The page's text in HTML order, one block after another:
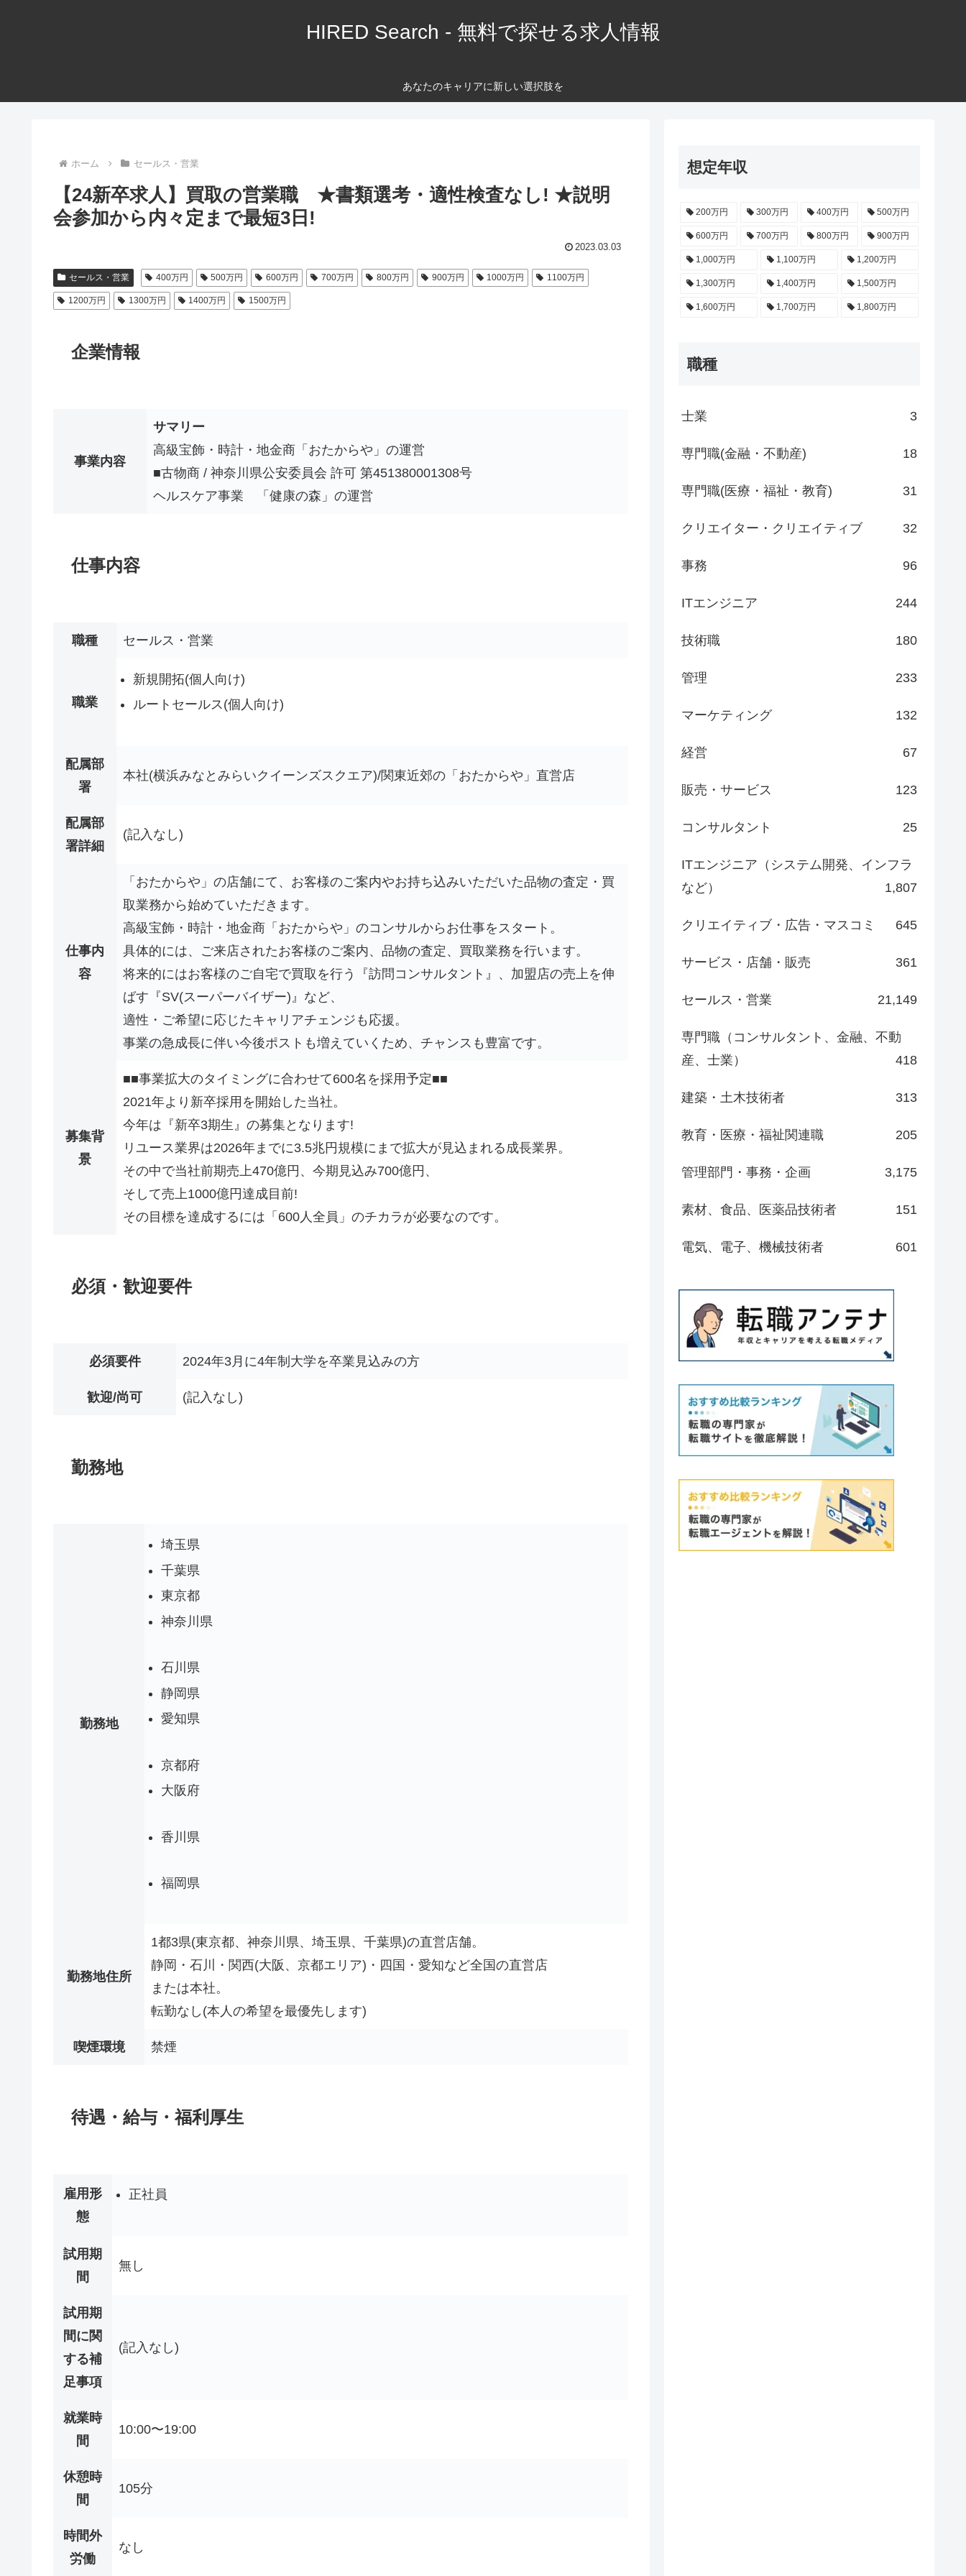
HIRED Search - 無料で探せる求人情報
あなたのキャリアに新しい選択肢を
ホーム セールス・営業
【24新卒求人】買取の営業職 ★書類選考・適性検査なし! ★説明
会参加から内々定まで最短3日!
2023.03.03
セールス・営業 400万円 500万円 600万円 700万円 800万円 900万円 1000万円 1100万円
1200万円 1300万円 1400万円 1500万円
企業情報
事業内容
サマリー
高級宝飾・時計・地金商「おたからや」の運営
■古物商 / 神奈川県公安委員会 許可 第451380001308号
ヘルスケア事業 「健康の森」の運営
仕事内容
職種 セールス・営業
職業
新規開拓(個人向け)
ルートセールス(個人向け)
配属部
署
本社(横浜みなとみらいクイーンズスクエア)/関東近郊の「おたからや」直営店
配属部
署詳細
(記入なし)
仕事内
容
「おたからや」の店舗にて、お客様のご案内やお持ち込みいただいた品物の査定・買
取業務から始めていただきます。
高級宝飾・時計・地金商「おたからや」のコンサルからお仕事をスタート。
具体的には、ご来店されたお客様のご案内、品物の査定、買取業務を行います。
将来的にはお客様のご自宅で買取を行う『訪問コンサルタント』、加盟店の売上を伸
ばす『SV(スーパーバイザー)』など、
適性・ご希望に応じたキャリアチェンジも応援。
事業の急成長に伴い今後ポストも増えていくため、チャンスも豊富です。
募集背
景
■■事業拡大のタイミングに合わせて600名を採用予定■■
2021年より新卒採用を開始した当社。
今年は『新卒3期生』の募集となります!
リユース業界は2026年までに3.5兆円規模にまで拡大が見込まれる成長業界。
その中で当社前期売上470億円、今期見込み700億円、
そして売上1000億円達成目前!
その目標を達成するには「600人全員」のチカラが必要なのです。
必須・歓迎要件
必須要件 2024年3月に4年制大学を卒業見込みの方
歓迎/尚可 (記入なし)
勤務地
勤務地
埼玉県
千葉県
東京都
神奈川県
石川県
静岡県
愛知県
京都府
大阪府
香川県
福岡県
勤務地住所
1都3県(東京都、神奈川県、埼玉県、千葉県)の直営店舗。
静岡・石川・関西(大阪、京都エリア)・四国・愛知など全国の直営店
または本社。
転勤なし(本人の希望を最優先します)
喫煙環境 禁煙
待遇・給与・福利厚生
雇用形
態
正社員
試用期
間
無し
試用期
間に関
する補
足事項
(記入なし)
就業時
間
10:00〜19:00
休憩時
間
105分
時間外
労働
なし
想定年収
200万円 300万円 400万円 500万円
600万円 700万円 800万円 900万円
1,000万円 1,100万円 1,200万円
1,300万円 1,400万円 1,500万円
1,600万円 1,700万円 1,800万円
職種
士業 3
専門職(金融・不動産) 18
専門職(医療・福祉・教育) 31
クリエイター・クリエイティブ 32
事務 96
ITエンジニア 244
技術職 180
管理 233
マーケティング 132
経営 67
販売・サービス 123
コンサルタント 25
ITエンジニア（システム開発、インフラ
など）
1,807
クリエイティブ・広告・マスコミ 645
サービス・店舗・販売 361
セールス・営業 21,149
専門職（コンサルタント、金融、不動
産、士業）
418
建築・土木技術者 313
教育・医療・福祉関連職 205
管理部門・事務・企画 3,175
素材、食品、医薬品技術者 151
電気、電子、機械技術者 601